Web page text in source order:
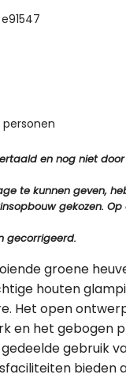
e91547
personen
en nog niet
te kunnen geven,
gekozen.
gecorrigeerd.
groene
houten
Het open
en het gebogen
gebruik
bieden